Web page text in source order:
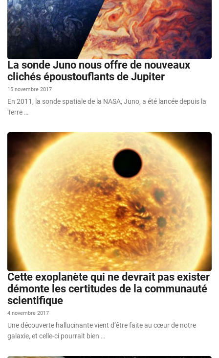
La sonde Juno nous offre de nouveaux
clichés époustouflants de Jupiter
15 novembre 2017
En 2011, la sonde spatiale de la NASA, Juno, a été lancée depuis la
Terre …
Cette exoplanète qui ne devrait pas exister
démonte les certitudes de la communauté
scientifique
4 novembre 2017
Une découverte hallucinante vient d’être faite au cœur de notre
galaxie, et celle-ci pourrait bien …